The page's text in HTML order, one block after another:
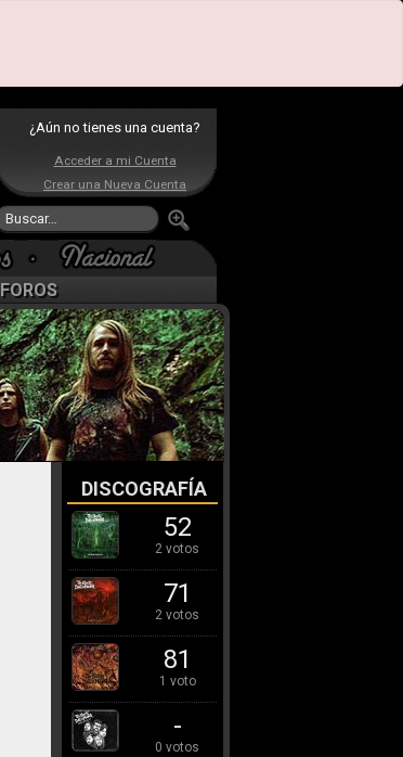
¿Aún no tienes una cuenta?
Acceder a mi Cuenta
Crear una Nueva Cuenta
FOROS
DISCOGRAFÍA
52
2 votos
71
2 votos
81
1 voto
-
0 votos